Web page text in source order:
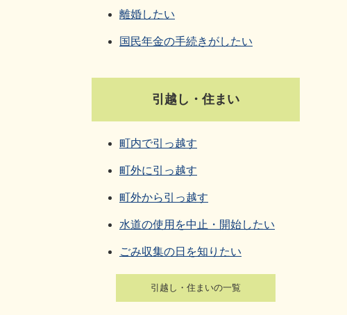
離婚したい
国民年金の手続きがしたい
引越し・住まい
町内で引っ越す
町外に引っ越す
町外から引っ越す
水道の使用を中止・開始したい
ごみ収集の日を知りたい
引越し・住まいの一覧